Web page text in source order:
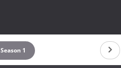
Season 1